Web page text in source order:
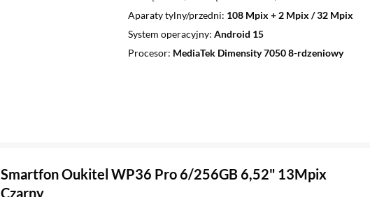
Aparaty tylny/przedni 108 Mpix + 2 Mpix / 32 Mpix
System operacyjny Android 15
Procesor MediaTek Dimensity 7050 8-rdzeniowy
Smartfon Oukitel WP36 Pro 6/256GB 6,52" 13Mpix
Czarny